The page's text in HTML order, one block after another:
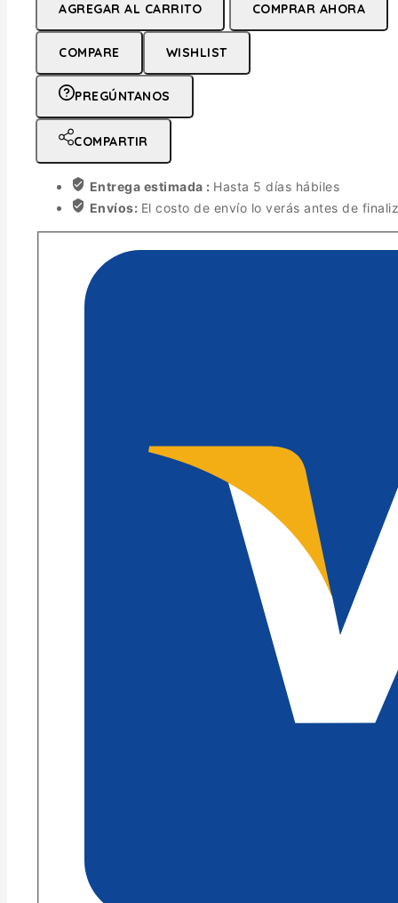
AGREGAR AL CARRITO COMPRAR AHORA
COMPARE WISHLIST
PREGÚNTANOS
COMPARTIR
Entrega estimada : Hasta 5 días hábiles
Envíos: El costo de envío lo verás antes de